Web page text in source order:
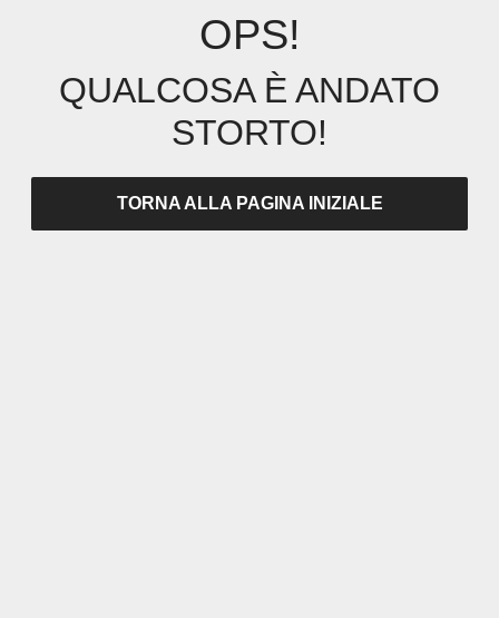
OPS!
QUALCOSA È ANDATO
STORTO!
TORNA ALLA PAGINA INIZIALE